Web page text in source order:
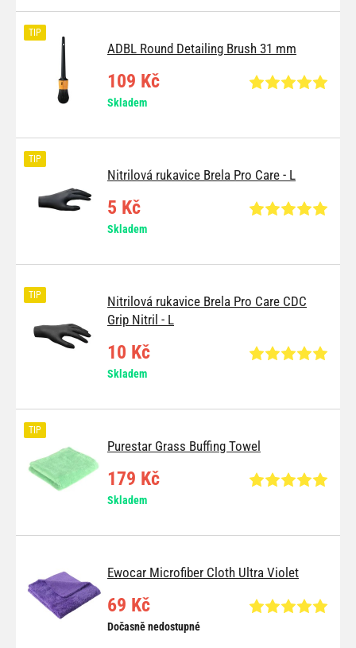
ADBL Round Detailing Brush 31 mm
TIP
109 Kč
Skladem
Nitrilová rukavice Brela Pro Care - L
TIP
5 Kč
Skladem
Nitrilová rukavice Brela Pro Care CDC
Grip Nitril - L
TIP
10 Kč
Skladem
Purestar Grass Buffing Towel
TIP
179 Kč
Skladem
Ewocar Microfiber Cloth Ultra Violet
69 Kč
Dočasně nedostupné